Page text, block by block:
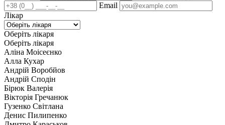
Email
Лікар
Оберіть лікаря
Оберіть лікаря
Аліна Моісеєнко
Алла Кухар
Андрій Воробйов
Андрій Сподін
Бірюк Валерія
Вікторія Гречанюк
Гузенко Світлана
Денис Пилипенко